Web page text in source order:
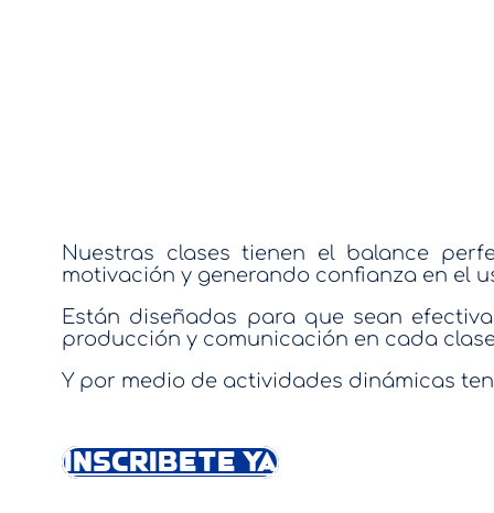
Nuestras clases tienen el balance
motivación y generando confianza en el
Están diseñadas para que sean
producción y comunicación en cada
Y por medio de actividades dinámicas
INSCRIBETE YA